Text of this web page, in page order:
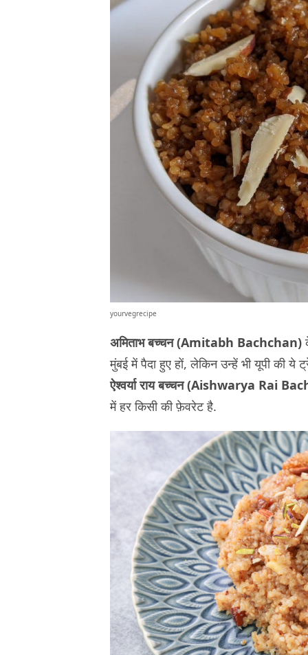
yourvegrecipe
अमिताभ बच्चन (Amitabh Bachchan)
मुंबई में पैदा हुए हों, लेकिन उन्हें भी यूपी की
ऐश्वर्या राय बच्चन (Aishwarya Rai
में हर किसी की फ़ेवरेट है.